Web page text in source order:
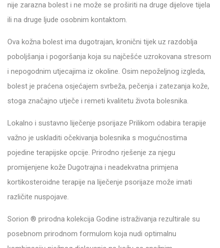
nije zarazna bolest i ne može se proširiti na druge dijelove tijela
ili na druge ljude osobnim kontaktom.
Ova kožna bolest ima dugotrajan, kronični tijek uz razdoblja
poboljšanja i pogoršanja koja su najčešće uzrokovana stresom
i nepogodnim utjecajima iz okoline. Osim nepoželjnog izgleda,
bolest je praćena osjećajem svrbeža, pečenja i zatezanja kože,
stoga značajno utječe i remeti kvalitetu života bolesnika.
Lokalno i sustavno liječenje psorijaze Prilikom odabira terapije
važno je uskladiti očekivanja bolesnika s mogućnostima
pojedine terapijske opcije. Prirodno rješenje za njegu
promijenjene kože Dugotrajna i neadekvatna primjena
kortikosteroidne terapije na liječenje psorijaze može imati
različite nuspojave.
Sorion ® prirodna kolekcija Godine istraživanja rezultirale su
posebnom prirodnom formulom koja nudi optimalnu